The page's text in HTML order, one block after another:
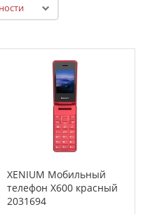
XENIUM Мобильный
телефон X600 красный
2031694